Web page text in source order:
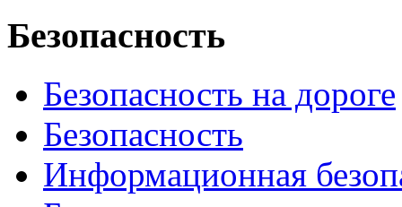
Безопасность
Безопасность на дороге
Безопасность
Информационная